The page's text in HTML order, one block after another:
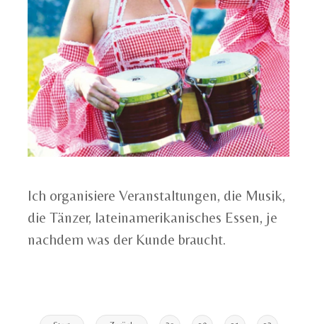
Ich organisiere Veranstaltungen, die Musik,
die Tänzer, lateinamerikanisches Essen, je
nachdem was der Kunde braucht.